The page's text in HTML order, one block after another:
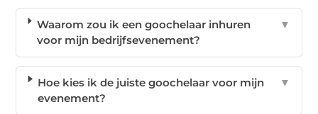
Waarom zou ik een goochelaar inhuren
voor mijn bedrijfsevenement?
▼
Hoe kies ik de juiste goochelaar voor mijn
evenement?
▼